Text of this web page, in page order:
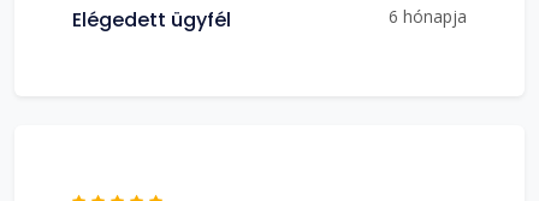
Elégedett ügyfél 6 hónapja